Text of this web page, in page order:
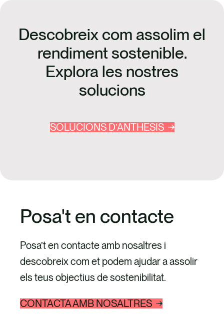
Descobreix com assolim el
rendiment sostenible.
Explora les nostres
solucions
SOLUCIONS D’ANTHESIS
Posa't en contacte
Posa’t en contacte amb nosaltres i
descobreix com et podem ajudar a assolir
els teus objectius de sostenibilitat.
CONTACTA AMB NOSALTRES